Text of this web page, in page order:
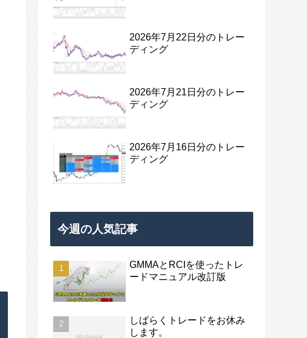
2026年7月22日分のトレー
ディング
2026年7月21日分のトレー
ディング
2026年7月16日分のトレー
ディング
今週の人気記事
GMMAとRCIを使ったトレ
ードマニュアル改訂版
しばらくトレードをお休み
します。